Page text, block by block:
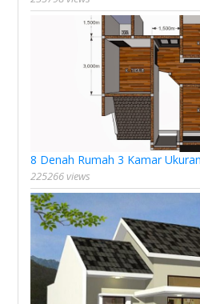
8 Denah Rumah 3 Kamar
225266 views